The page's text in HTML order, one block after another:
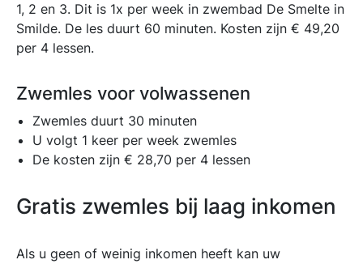
1, 2 en 3. Dit is 1x per week in zwembad De Smelte in
Smilde. De les duurt 60 minuten. Kosten zijn € 49,20
per 4 lessen.
Zwemles voor volwassenen
Zwemles duurt 30 minuten
U volgt 1 keer per week zwemles
De kosten zijn € 28,70 per 4 lessen
Gratis zwemles bij laag inkomen
Als u geen of weinig inkomen heeft kan uw